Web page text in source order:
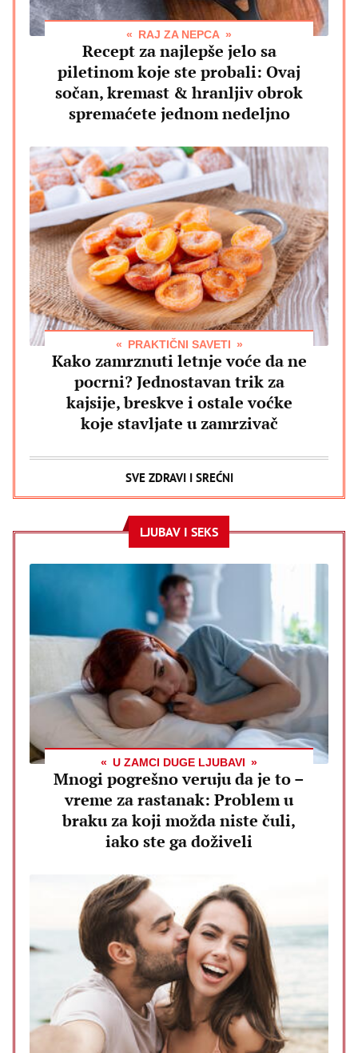
RAJ ZA NEPCA
Recept za najlepše jelo sa
piletinom koje ste probali: Ovaj
sočan, kremast & hranljiv obrok
spremaćete jednom nedeljno
PRAKTIČNI SAVETI
Kako zamrznuti letnje voće da ne
pocrni? Jednostavan trik za
kajsije, breskve i ostale voćke
koje stavljate u zamrzivač
SVE ZDRAVI I SREĆNI
LJUBAV I SEKS
U ZAMCI DUGE LJUBAVI
Mnogi pogrešno veruju da je to –
vreme za rastanak: Problem u
braku za koji možda niste čuli,
iako ste ga doživeli